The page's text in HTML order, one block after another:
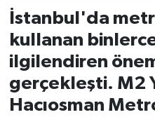
İstanbul'da
kullanan
ilgilendiren
gerçekleşti. M2
Hacıosman
Gönen
Havran
İvrindi